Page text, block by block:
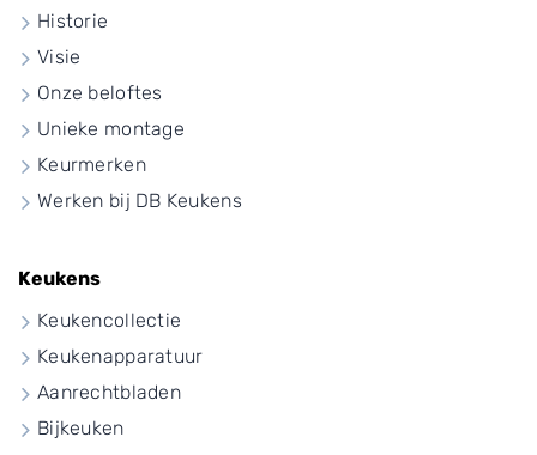
Historie
Visie
Onze beloftes
Unieke montage
Keurmerken
Werken bij DB Keukens
Keukens
Keukencollectie
Keukenapparatuur
Aanrechtbladen
Bijkeuken